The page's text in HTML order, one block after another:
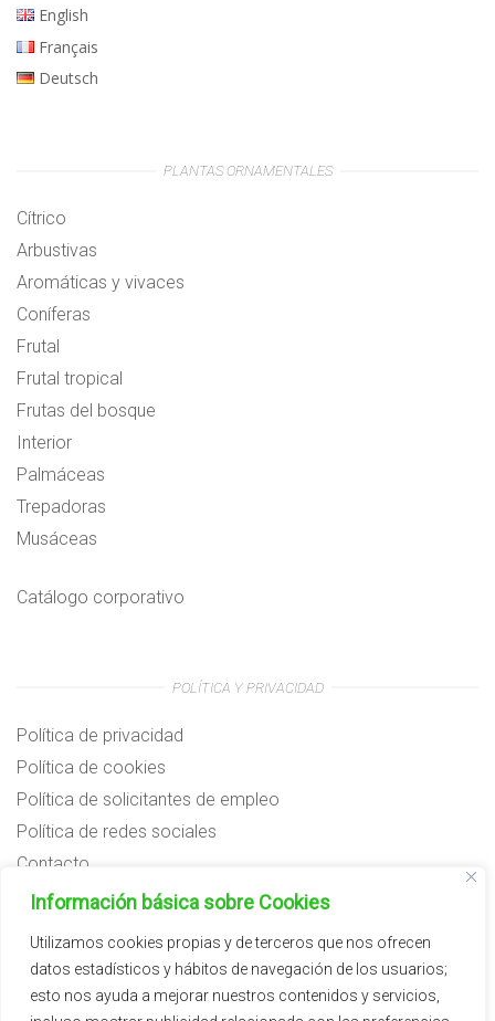
Información básica sobre Cookies
Utilizamos cookies propias y de terceros que nos ofrecen
datos estadísticos y hábitos de navegación de los usuarios;
esto nos ayuda a mejorar nuestros contenidos y servicios,
English
Français
Deutsch
PLANTAS ORNAMENTALES
Cítrico
Arbustivas
Aromáticas y vivaces
Coníferas
Frutal
Frutal tropical
Frutas del bosque
Interior
Palmáceas
Trepadoras
Musáceas
Catálogo corporativo
POLÍTICA Y PRIVACIDAD
Política de privacidad
Política de cookies
Política de solicitantes de empleo
Política de redes sociales
Contacto
Preguntas frecuentes
Subvenciones